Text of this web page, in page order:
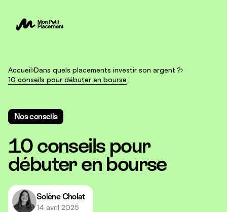
Accueil Dans quels placements investir son argent ?
10 conseils pour débuter en bourse
Nos conseils
10 conseils pour
débuter en bourse
Solène Cholat
14 avril 2025